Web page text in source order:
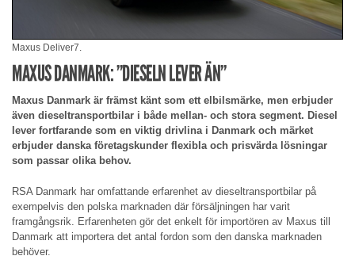
Maxus Deliver7.
MAXUS DANMARK: ”DIESELN LEVER ÄN”
Maxus Danmark är främst känt som ett elbilsmärke, men erbjuder
även dieseltransportbilar i både mellan- och stora segment. Diesel
lever fortfarande som en viktig drivlina i Danmark och märket
erbjuder danska företagskunder flexibla och prisvärda lösningar
som passar olika behov.
RSA Danmark har omfattande erfarenhet av dieseltransportbilar på
exempelvis den polska marknaden där försäljningen har varit
framgångsrik. Erfarenheten gör det enkelt för importören av Maxus till
Danmark att importera det antal fordon som den danska marknaden
behöver.